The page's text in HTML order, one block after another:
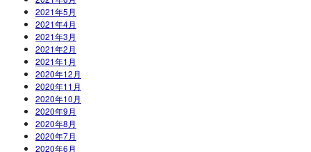
2021年5月
2021年4月
2021年3月
2021年2月
2021年1月
2020年12月
2020年11月
2020年10月
2020年9月
2020年8月
2020年7月
2020年6月